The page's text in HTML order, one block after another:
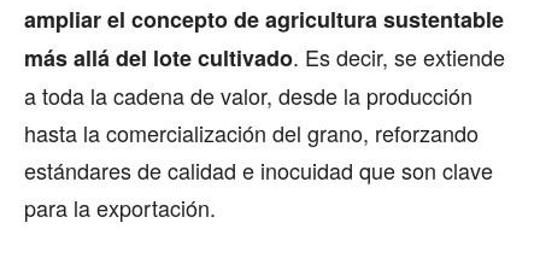
ampliar el concepto de agricultura sustentable
más allá del lote cultivado. Es decir, se extiende
a toda la cadena de valor, desde la producción
hasta la comercialización del grano, reforzando
estándares de calidad e inocuidad que son clave
para la exportación.